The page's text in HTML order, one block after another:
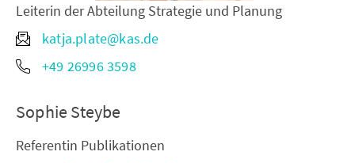
Leiterin der Abteilung Strategie und Planung
katja.plate@kas.de
+49 26996 3598
Sophie Steybe
Referentin Publikationen